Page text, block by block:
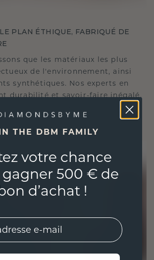
PLAN ÉTHIQUE, FABRIQUÉ DE
que les matériaux les plus
de l'environnement, ainsi
synthétiques. Nos experts en
durabilité et savoir-faire inégalé,
que vos bijoux sont aussi
THE DBM FAMILY
votre chance
500 € de
d’achat !